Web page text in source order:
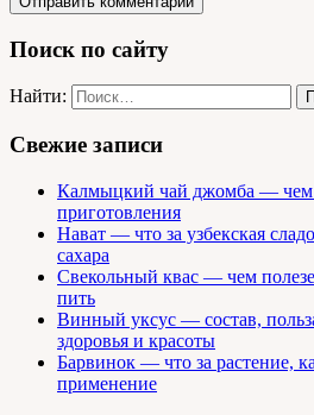
Поиск по сайту
Найти:
Свежие записи
Калмыцкий чай джомба — чем
приготовления
Нават — что за узбекская
сахара
Свекольный квас — чем
пить
Винный уксус — состав,
здоровья и красоты
Барвинок — что за растение,
применение